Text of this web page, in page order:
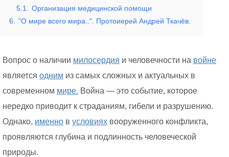
5.1.
Организация медицинской помощи
6.
"О мире всего мира..". Протоиерей Андрей Ткачёв.
Вопрос о наличии милосердия и человечности на войне
является одним из самых сложных и актуальных в
современном мире. Война — это событие, которое
нередко приводит к страданиям, гибели и разрушению.
Однако, именно в условиях вооруженного конфликта,
проявляются глубина и подлинность человеческой
природы.